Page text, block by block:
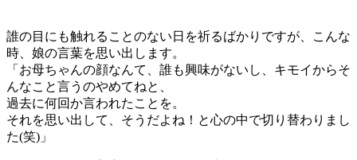
誰の目にも触れることのない日を祈るばかりですが、こんな
時、娘の言葉を思い出します。
「お母ちゃんの顔なんて、誰も興味がないし、キモイからそ
んなこと言うのやめてねと、
過去に何回か言われたことを。
それを思い出して、そうだよね！と心の中で切り替わりまし
た(笑)」